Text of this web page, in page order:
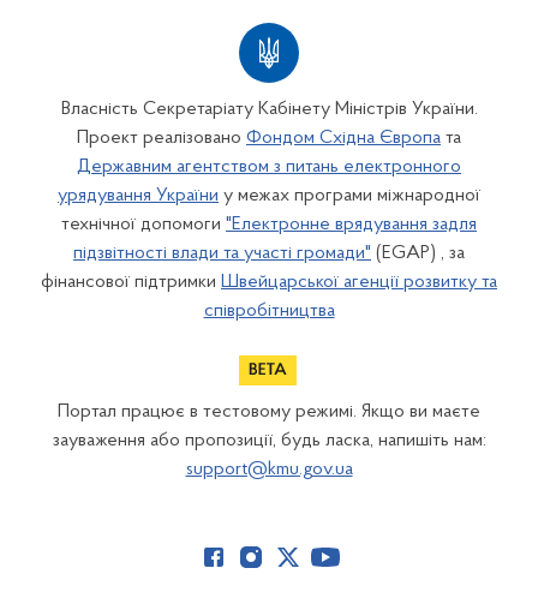
Власність Секретаріату Кабінету Міністрів України.
Проект реалізовано Фондом Східна Європа та
Державним агентством з питань електронного
урядування України у межах програми міжнародної
технічної допомоги "Електронне врядування задля
підзвітності влади та участі громади" (EGAP) , за
фінансової підтримки Швейцарської агенції розвитку та
співробітництва
Портал працює в тестовому режимі. Якщо ви маєте
зауваження або пропозиції, будь ласка, напишіть нам:
support@kmu.gov.ua